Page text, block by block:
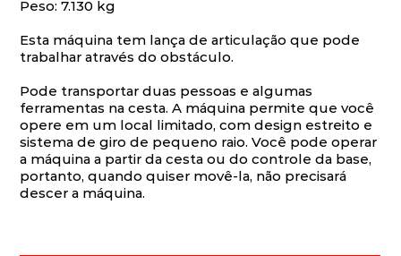
Peso: 7.130 kg
Esta máquina tem lança de articulação que pode
trabalhar através do obstáculo.
Pode transportar duas pessoas e algumas
ferramentas na cesta. A máquina permite que você
opere em um local limitado, com design estreito e
sistema de giro de pequeno raio. Você pode operar
a máquina a partir da cesta ou do controle da base,
portanto, quando quiser movê-la, não precisará
descer a máquina.